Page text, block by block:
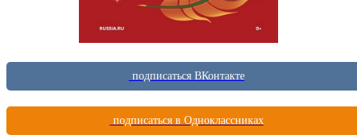
подписаться ВКонтакте
подписаться в Одноклассниках